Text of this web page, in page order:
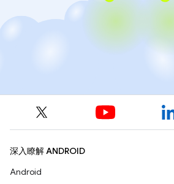
深入瞭解 ANDROID
Android